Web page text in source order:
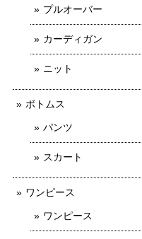
プルオーバー
カーディガン
ニット
ボトムス
パンツ
スカート
ワンピース
ワンピース